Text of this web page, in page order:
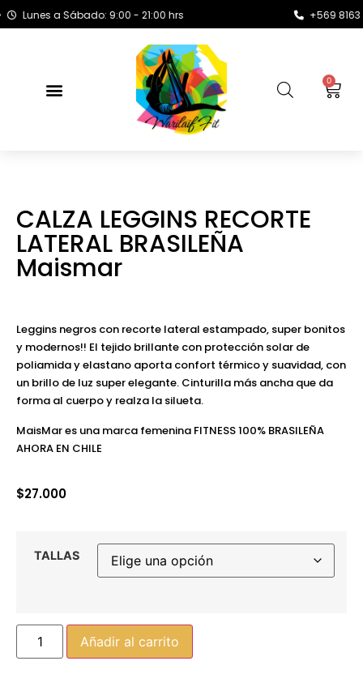
Lunes a Sábado: 9:00 - 21:00 hrs +569 8163
0
CALZA LEGGINS RECORTE
LATERAL BRASILEÑA
Maismar
Leggins negros con recorte lateral estampado, super bonitos
y modernos!! El tejido brillante con protección solar de
poliamida y elastano aporta confort térmico y suavidad, con
un brillo de luz super elegante. Cinturilla más ancha que da
forma al cuerpo y realza la silueta.
MaisMar es una marca femenina FITNESS 100% BRASILEÑA
AHORA EN CHILE
$27.000
TALLAS
Añadir al carrito